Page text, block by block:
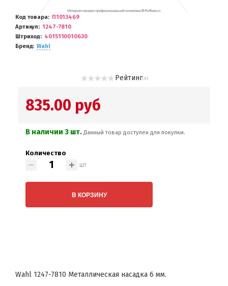
Код товара
П1013469
Артикул
1247-7810
Штриход
4015110010630
Бренд
Wahl
Рейтинг( 0 )
835.00 руб
В наличии 3 шт. Данный товар доступен для покупки.
Количество
шт
В КОРЗИНУ
Wahl 1247-7810 Металлическая насадка 6 мм.